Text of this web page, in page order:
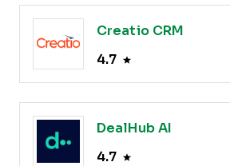
Creatio CRM
4.7
DealHub AI
4.7